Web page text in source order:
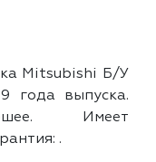
Mitsubishi Б/У
года выпуска.
Имеет
.